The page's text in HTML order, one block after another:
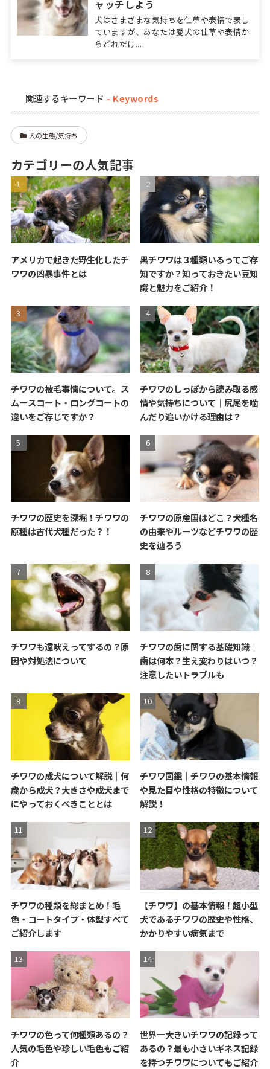
ャッチしよう
犬はさまざまな気持ちを仕草や表情で表し
ていますが、あなたは愛犬の仕草や表情か
らどれだけ...
関連するキーワード
犬の生態/気持ち
カテゴリーの人気記事
アメリカで起きた野生化したチ
ワワの凶暴事件とは
黒チワワは３種類いるってご存
知ですか？知っておきたい豆知
識と魅力をご紹介！
チワワの被毛事情について。ス
ムースコート・ロングコートの
違いをご存じですか？
チワワのしっぽから読み取る感
情や気持ちについて｜尻尾を噛
んだり追いかける理由は？
チワワの歴史を深堀！チワワの
原種は古代犬種だった？！
チワワの原産国はどこ？犬種名
の由来やルーツなどチワワの歴
史を辿ろう
チワワも遠吠えってするの？原
因や対処法について
チワワの歯に関する基礎知識｜
歯は何本？生え変わりはいつ？
注意したいトラブルも
チワワの成犬について解説｜何
歳から成犬？大きさや成犬まで
にやっておくべきこととは
チワワ図鑑｜チワワの基本情報
や見た目や性格の特徴について
解説！
チワワの種類を総まとめ！毛
色・コートタイプ・体型すべて
ご紹介します
【チワワ】の基本情報！超小型
犬であるチワワの歴史や性格、
かかりやすい病気まで
チワワの色って何種類あるの？
人気の毛色や珍しい毛色もご紹
介
世界一大きいチワワの記録って
あるの？最も小さいギネス記録
を持つチワワについてもご紹介